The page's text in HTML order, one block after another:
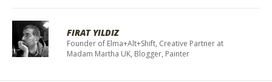
FIRAT YILDIZ
Founder of Elma+Alt+Shift, Creative Partner at
Madam Martha UK, Blogger, Painter